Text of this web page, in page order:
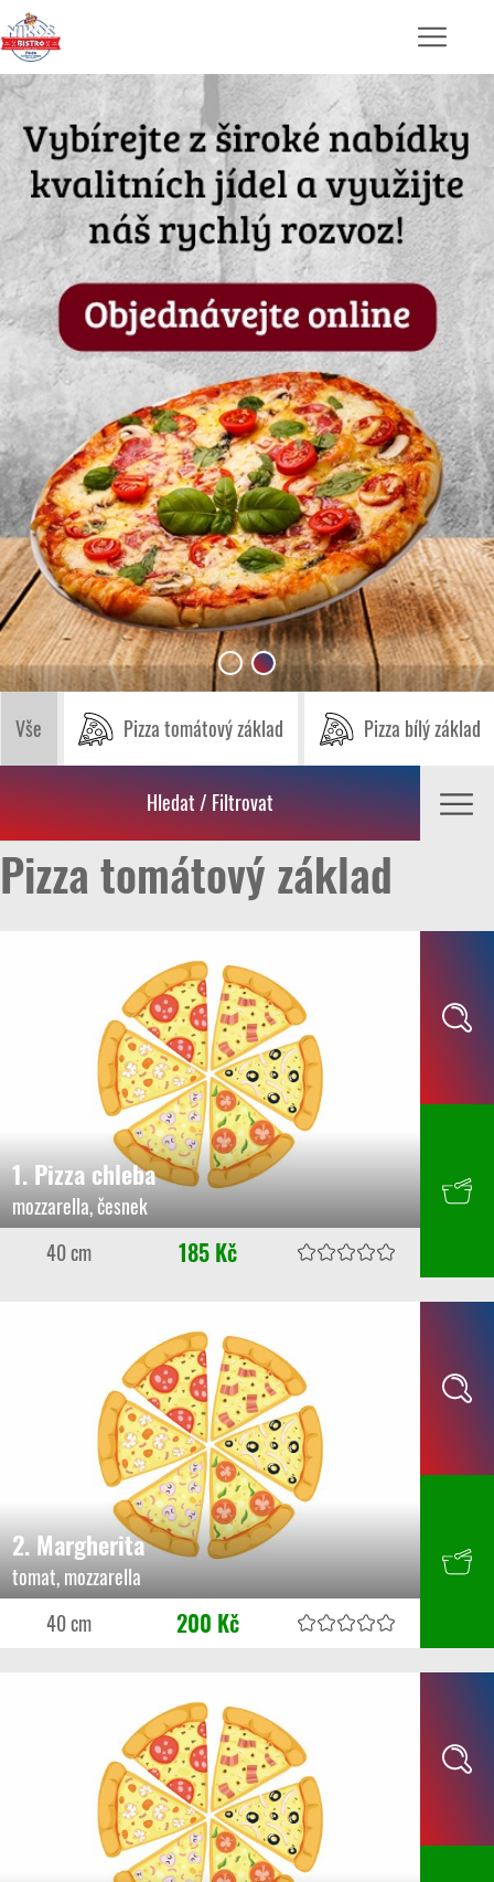
Vše Pizza tomátový základ Pizza bílý základ
Hledat / Filtrovat
Pizza tomátový základ
1. Pizza chleba
mozzarella, česnek
40 cm
185 Kč
2. Margherita
tomat, mozzarella
40 cm
200 Kč